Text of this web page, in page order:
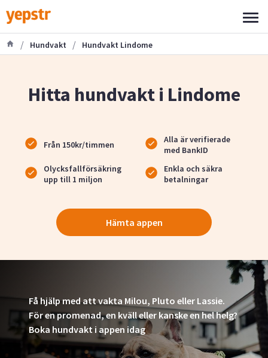
/ Hundvakt / Hundvakt Lindome
Hitta hundvakt i Lindome
Från 150kr/timmen
Alla är verifierade
med BankID
Olycksfallförsäkring
upp till 1 miljon
Enkla och säkra
betalningar
Hämta appen
Få hjälp med att vakta Milou, Pluto eller Lassie.
För en promenad, en kväll eller kanske en hel helg?
Boka hundvakt i appen idag